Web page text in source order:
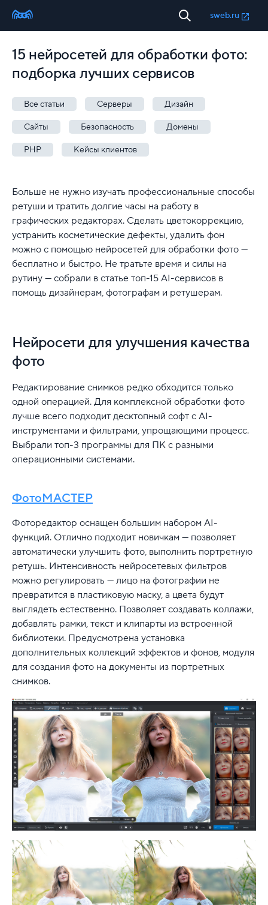
sweb.ru
15 нейросетей для обработки фото:
подборка лучших сервисов
Все статьи Серверы Дизайн
Сайты Безопасность Домены
PHP Кейсы клиентов
Больше не нужно изучать профессиональные способы
ретуши и тратить долгие часы на работу в
графических редакторах. Сделать цветокоррекцию,
устранить косметические дефекты, удалить фон
можно с помощью нейросетей для обработки фото —
бесплатно и быстро. Не тратьте время и силы на
рутину — собрали в статье топ-15 AI-сервисов в
помощь дизайнерам, фотографам и ретушерам.
Нейросети для улучшения качества
фото
Редактирование снимков редко обходится только
одной операцией. Для комплексной обработки фото
лучше всего подходит десктопный софт с AI-
инструментами и фильтрами, упрощающими процесс.
Выбрали топ-3 программы для ПК с разными
операционными системами.
ФотоМАСТЕР
Фоторедактор оснащен большим набором AI-
функций. Отлично подходит новичкам — позволяет
автоматически улучшить фото, выполнить портретную
ретушь. Интенсивность нейросетевых фильтров
можно регулировать — лицо на фотографии не
превратится в пластиковую маску, а цвета будут
выглядеть естественно. Позволяет создавать коллажи,
добавлять рамки, текст и клипарты из встроенной
библиотеки. Предусмотрена установка
дополнительных коллекций эффектов и фонов, модуля
для создания фото на документы из портретных
снимков.